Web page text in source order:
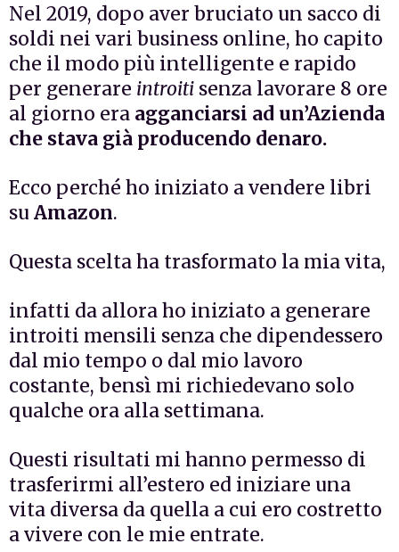
Nel 2019, dopo aver bruciato un sacco di
soldi nei vari business online, ho capito
che il modo più intelligente e rapido
per generare introiti senza lavorare 8 ore
al giorno era agganciarsi ad un’Azienda
che stava già producendo denaro.
Ecco perché ho iniziato a vendere libri
su Amazon.
Questa scelta ha trasformato la mia vita,
infatti da allora ho iniziato a generare
introiti mensili senza che dipendessero
dal mio tempo o dal mio lavoro
costante, bensì mi richiedevano solo
qualche ora alla settimana.
Questi risultati mi hanno permesso di
trasferirmi all’estero ed iniziare una
vita diversa da quella a cui ero costretto
a vivere con le mie entrate.